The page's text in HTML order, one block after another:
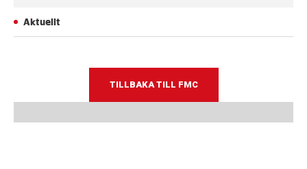
Aktuellt
TILLBAKA TILL FMC